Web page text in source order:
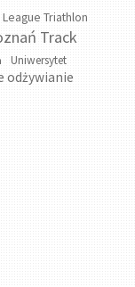
Triathlon
Track
Uniwersytet
odżywianie